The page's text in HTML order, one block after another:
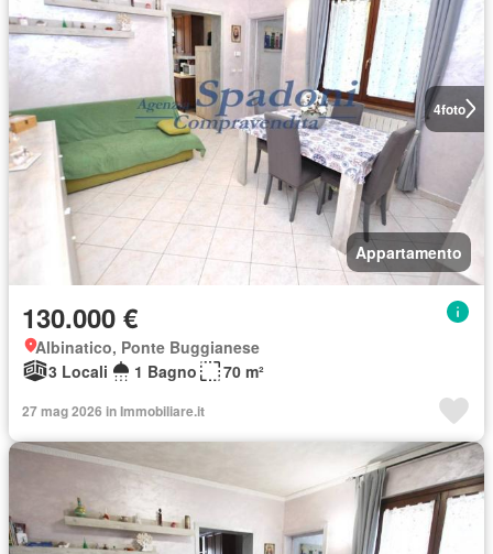
4foto
Appartamento
130.000 €
Albinatico, Ponte Buggianese
3 Locali
1 Bagno 70 m²
27 mag 2026 in Immobiliare.it